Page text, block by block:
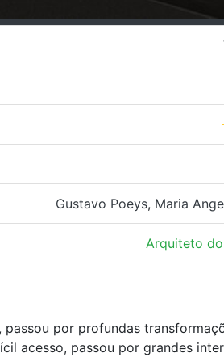
Gustavo Poeys, Maria
Arquiteto
por profundas
acesso, passou por grandes